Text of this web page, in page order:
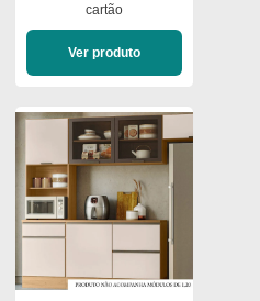
cartão
Ver produto